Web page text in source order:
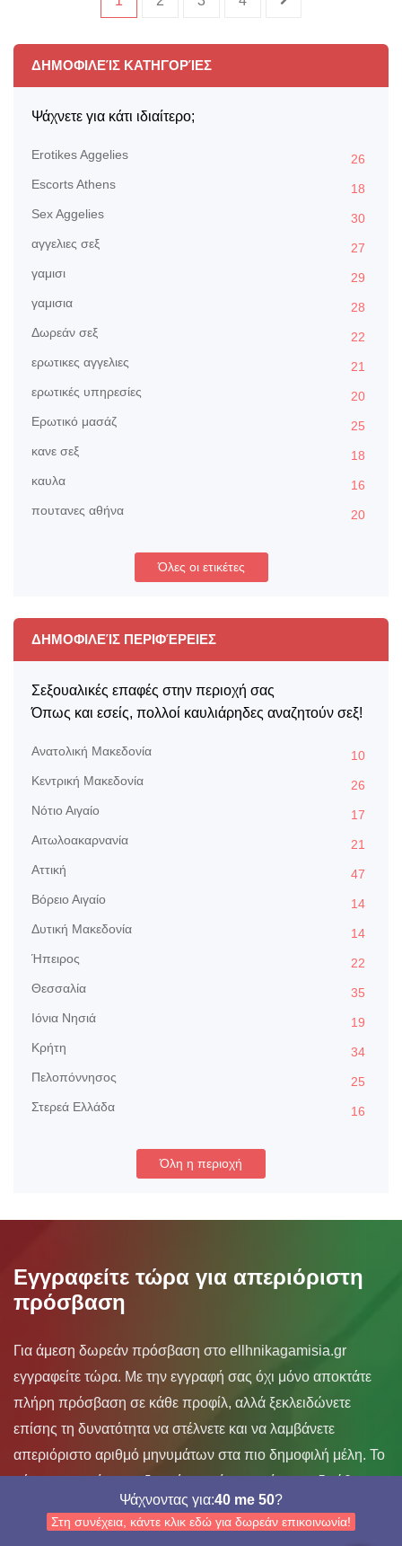
ΔΗΜΟΦΙΛΕΊΣ ΚΑΤΗΓΟΡΊΕΣ
Ψάχνετε για κάτι ιδιαίτερο;
Erotikes Aggelies
26
Escorts Athens
18
Sex Aggelies
30
αγγελιες σεξ
27
γαμισι
29
γαμισια
28
Δωρεάν σεξ
22
ερωτικες αγγελιες
21
ερωτικές υπηρεσίες
20
Ερωτικό μασάζ
25
κανε σεξ
18
καυλα
16
πουτανες αθήνα
20
Όλες οι ετικέτες
ΔΗΜΟΦΙΛΕΊΣ ΠΕΡΙΦΈΡΕΙΕΣ
Σεξουαλικές επαφές στην περιοχή σας
Όπως και εσείς, πολλοί καυλιάρηδες αναζητούν σεξ!
Aνατολική Μακεδονία
10
Kεντρική Μακεδονία
26
Nότιο Αιγαίο
17
Αιτωλοακαρνανία
21
Αττική
47
Βόρειο Αιγαίο
14
Δυτική Μακεδονία
14
Ήπειρος
22
Θεσσαλία
35
Ιόνια Νησιά
19
Κρήτη
34
Πελοπόννησος
25
Στερεά Ελλάδα
16
Όλη η περιοχή
Ψάχνοντας για:40 me 50?
Στη συνέχεια, κάντε κλικ εδώ για δωρεάν επικοινωνία!
Εγγραφείτε τώρα για απεριόριστη
πρόσβαση
Για άμεση δωρεάν πρόσβαση στο ellhnikagamisia.gr
εγγραφείτε τώρα. Με την εγγραφή σας όχι μόνο αποκτάτε
πλήρη πρόσβαση σε κάθε προφίλ, αλλά ξεκλειδώνετε
επίσης τη δυνατότητα να στέλνετε και να λαμβάνετε
απεριόριστο αριθμό μηνυμάτων στα πιο δημοφιλή μέλη. Το
μόνο που πρέπει να ξεκινήσετε είναι μια έγκυρη διεύθυνση